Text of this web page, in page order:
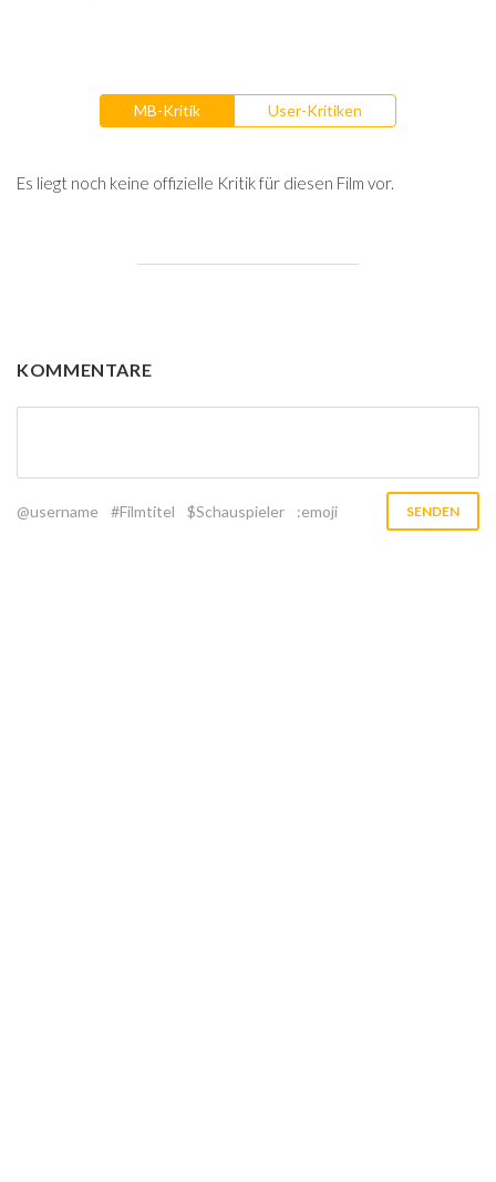
MB-Kritik User-Kritiken
Es liegt noch keine offizielle Kritik für diesen Film vor.
KOMMENTARE
@username #Filmtitel $Schauspieler :emoji